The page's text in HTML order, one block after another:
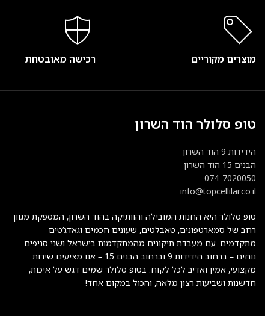
מוצרים מקוריים רכישה מאובטחת
טופ סלולר הוד השרון
הידידות 9 הוד השרון
הבנים 15 הוד השרון
074-7020050
info@topcellilar.co.il
טופ סלולר היא החנות המובילה והוותיקה בהוד השרון, המספקת מגוון
רחב של סמארטפונים, טאבלטים, שעונים חכמים וגאדג’טים
מתקדמים. עם מעבדת תיקונים מהמתקדמות בישראל ושני סניפים
נוחים – ברחוב הידידות 9 וברחוב הבנים 15 – אנו מציעים שירות
מקצועי, אמין ואדיב לכל לקוח. בטופ סלולר שמים דגש על איכות,
חדשנות ושביעות רצון מלאה, והכול במקום אחד!